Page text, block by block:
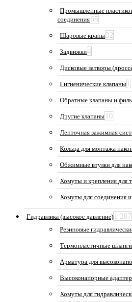
Промышленные
соединения65
Шаровые краны32
Задвижки4
Дисковые затворы
Гигиенические клапаны 1
Обратные клапаны и
Другие клапаны 10
Ленточная зажимная
Кольца для монтажа
Обжимные втулки для
Хомуты и крепления для
Хомуты для соединения
Гидравлика (высокое давление) 1 287
Резиновые
Термопластичные шланги
Арматура для
Высоконапорные
Хомуты для